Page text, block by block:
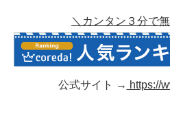
＼カンタン３分で
公式サイト → https://